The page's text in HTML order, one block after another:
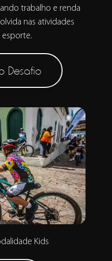
trabalho e renda
nas atividades
esporte.
Desafio
Kids